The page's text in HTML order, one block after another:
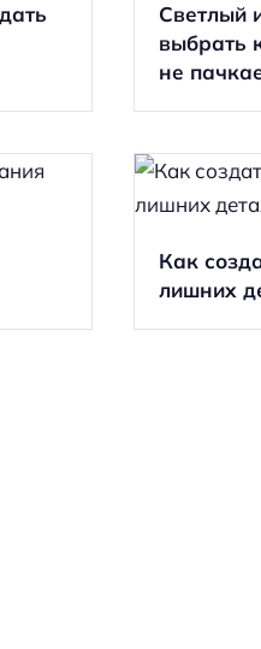
Светлый
выбрать
не
Как
лишних